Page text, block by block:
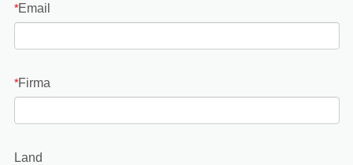
*Email
*Firma
Land